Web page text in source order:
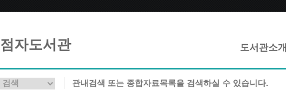
자도서관 도서관소개